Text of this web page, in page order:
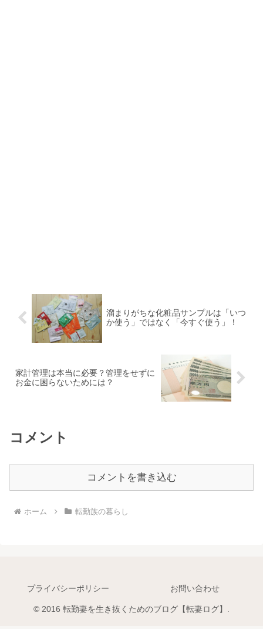
溜まりがちな化粧品サンプルは「いつ
か使う」ではなく「今すぐ使う」！
家計管理は本当に必要？管理をせずに
お金に困らないためには？
コメント
コメントを書き込む
ホーム 転勤族の暮らし
プライバシーポリシー お問い合わせ
© 2016 転勤妻を生き抜くためのブログ【転妻ログ】.